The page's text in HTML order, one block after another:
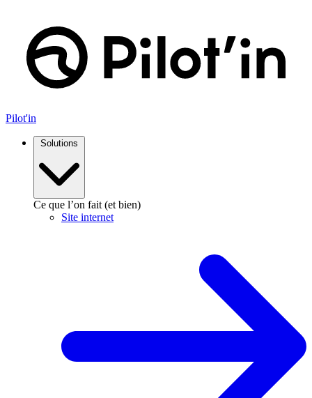
contenu
Pilot'in
Solutions
Ce que l’on fait (et bien)
Site internet